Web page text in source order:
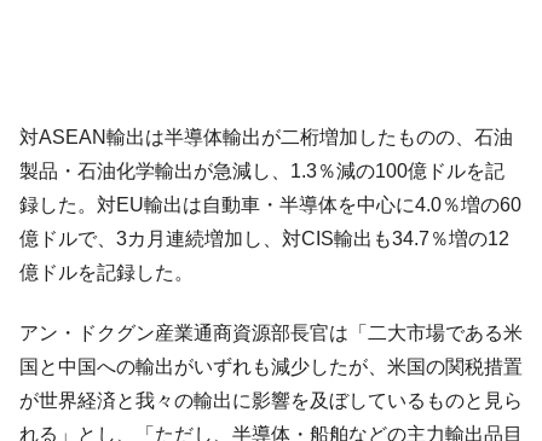
対ASEAN輸出は半導体輸出が二桁増加したものの、石油
製品・石油化学輸出が急減し、1.3％減の100億ドルを記
録した。対EU輸出は自動車・半導体を中心に4.0％増の60
億ドルで、3カ月連続増加し、対CIS輸出も34.7％増の12
億ドルを記録した。
アン・ドクグン産業通商資源部長官は「二大市場である米
国と中国への輸出がいずれも減少したが、米国の関税措置
が世界経済と我々の輸出に影響を及ぼしているものと見ら
れる」とし、「ただし、半導体・船舶などの主力輸出品目